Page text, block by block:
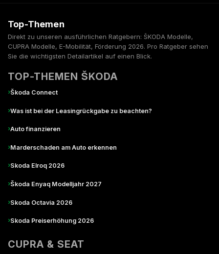
Top-Themen
Direkt zu unseren ausführlichen Ratgebern: ŠKODA Modelle,
CUPRA Modelle, E-Mobilität, Förderung 2026. Pro Ratgeber sehen
Sie die wichtigsten Detailartikel auf einen Blick.
TOP-THEMEN ŠKODA
›Škoda Connect
›Was ist bei der Leasingrückgabe zu beachten?
›Auto finanzieren
›Marderschaden am Auto erkennen
›Skoda Elroq 2026
›Škoda Enyaq Modelljahr 2027
›Skoda Octavia 2026
›Skoda Preiserhöhung 2026
CUPRA & SEAT